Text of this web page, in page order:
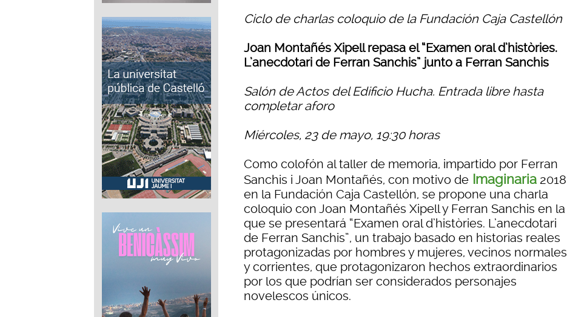
Ciclo de charlas coloquio de la Fundación Caja Castellón
Joan Montañés Xipell repasa el “Examen oral d’històries.
L’anecdotari de Ferran Sanchis” junto a Ferran Sanchis
Salón de Actos del Edificio Hucha. Entrada libre hasta
completar aforo
Miércoles, 23 de mayo, 19:30 horas
Como colofón al taller de memoria, impartido por Ferran
Sanchis i Joan Montañés, con motivo de Imaginaria 2018
en la Fundación Caja Castellón, se propone una charla
coloquio con Joan Montañés Xipell y Ferran Sanchis en la
que se presentará “Examen oral d’històries. L’anecdotari
de Ferran Sanchis”, un trabajo basado en historias reales
protagonizadas por hombres y mujeres, vecinos normales
y corrientes, que protagonizaron hechos extraordinarios
por los que podrían ser considerados personajes
novelescos únicos.